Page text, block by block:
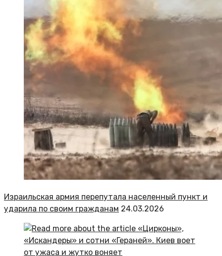
Израильская армия перепутала населенный пункт и
ударила по своим гражданам 24.03.2026